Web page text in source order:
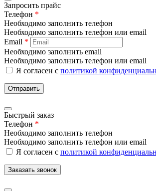
Запросить прайс
Телефон *
Необходимо заполнить телефон
Необходимо заполнить телефон или email
Email *
Необходимо заполнить email
Необходимо заполнить телефон или email
Я согласен с политикой
Отправить
Быстрый заказ
Телефон *
Необходимо заполнить телефон
Необходимо заполнить телефон или email
Я согласен с политикой
Заказать звонок